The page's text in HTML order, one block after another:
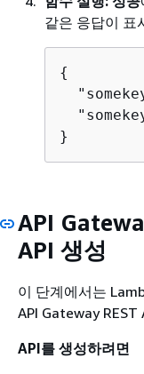
같은 응답이 표
{
}
API
API 생성
이 단계에서는
API Gateway REST
API를 생성하려면